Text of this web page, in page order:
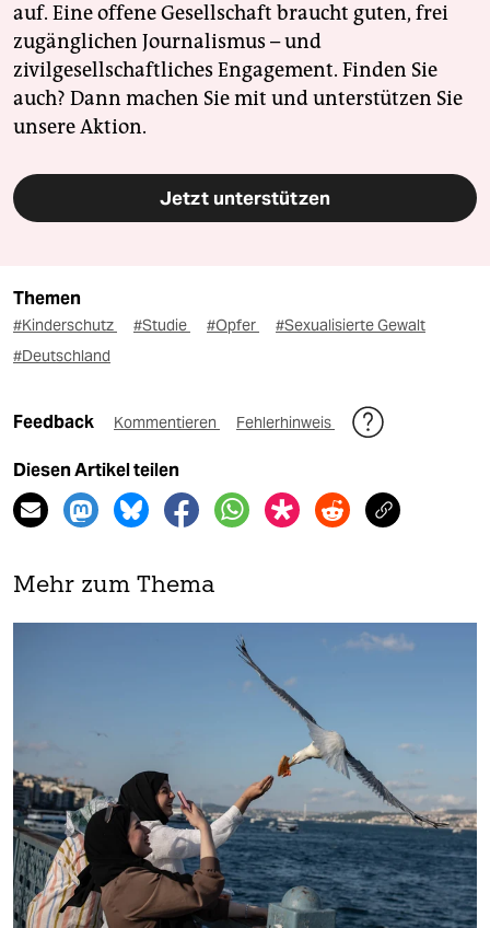
auf. Eine offene Gesellschaft braucht guten, frei
zugänglichen Journalismus – und
zivilgesellschaftliches Engagement. Finden Sie
auch? Dann machen Sie mit und unterstützen Sie
unsere Aktion.
Jetzt unterstützen
Themen
#Kinderschutz #Studie #Opfer
#Sexualisierte Gewalt
#Deutschland
Feedback Kommentieren Fehlerhinweis
Diesen Artikel teilen
Mehr zum Thema